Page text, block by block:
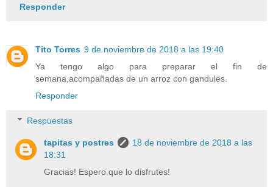
Responder
Tito Torres 9 de noviembre de 2018 a las 19:40
Ya tengo algo para preparar el fin de
semana,acompañadas de un arroz con gandules.
Responder
Respuestas
tapitas y postres
18 de noviembre de 2018 a las
18:31
Gracias! Espero que lo disfrutes!